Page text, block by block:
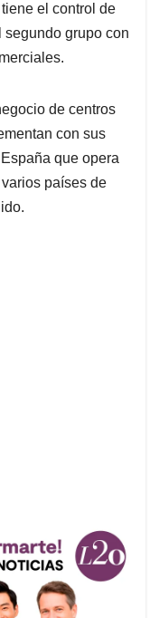
el control de
grupo con
de centros
con sus
que opera
países de